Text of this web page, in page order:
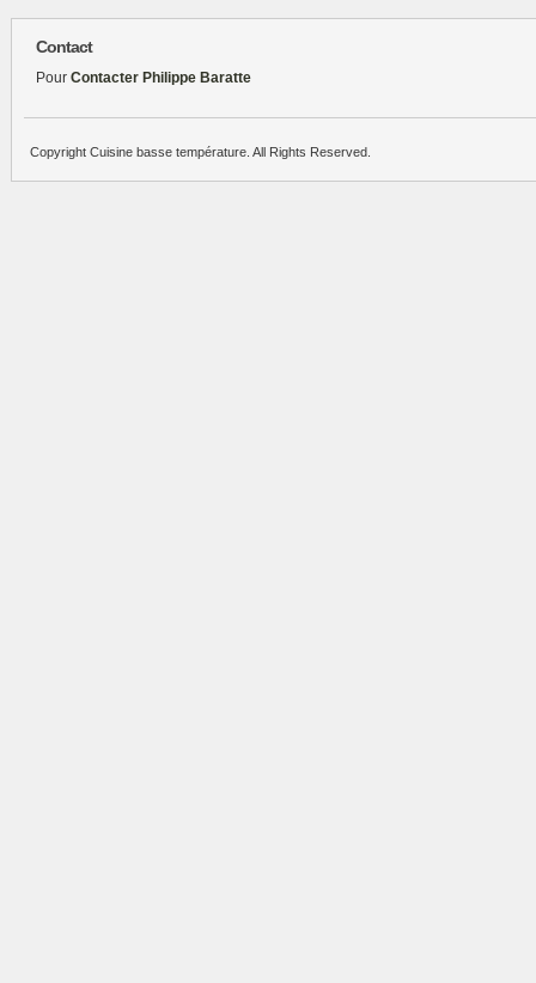
Contact
Pour Contacter Philippe Baratte
Copyright Cuisine basse température. All Rights Reserved.